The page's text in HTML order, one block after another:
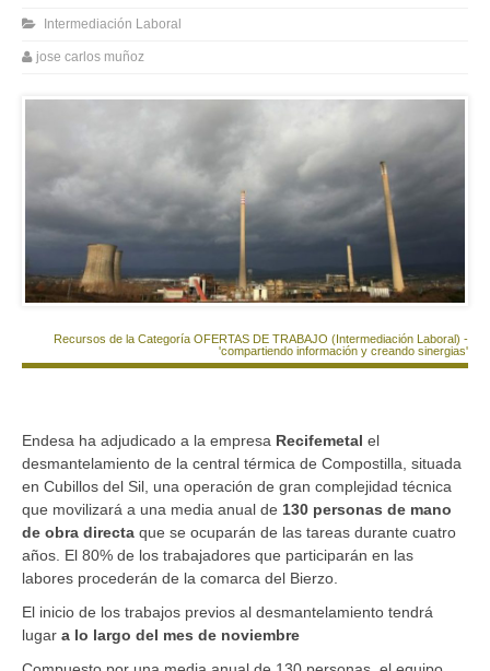
Intermediación Laboral
jose carlos muñoz
Recursos de la Categoría OFERTAS DE TRABAJO (Intermediación Laboral) -
'compartiendo información y creando sinergias'
Endesa ha adjudicado a la empresa Recifemetal el
desmantelamiento de la central térmica de Compostilla, situada
en Cubillos del Sil, una operación de gran complejidad técnica
que movilizará a una media anual de 130 personas de mano
de obra directa que se ocuparán de las tareas durante cuatro
años. El 80% de los trabajadores que participarán en las
labores procederán de la comarca del Bierzo.
El inicio de los trabajos previos al desmantelamiento tendrá
lugar a lo largo del mes de noviembre